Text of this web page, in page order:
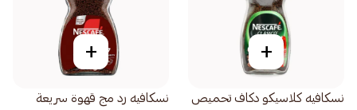
+
نسكافيه كلاسيكو دكاف تحميص
+
نسكافيه رد مج قهوة سريعة